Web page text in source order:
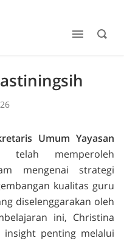
Umum Yayasan
telah memperoleh
mengenai strategi
kualitas guru
diselenggarakan oleh
ini, Christina
insight penting melalui